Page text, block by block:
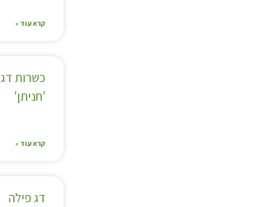
קרא עוד »
כשרות דג
'חניתן'
קרא עוד »
דג פילה